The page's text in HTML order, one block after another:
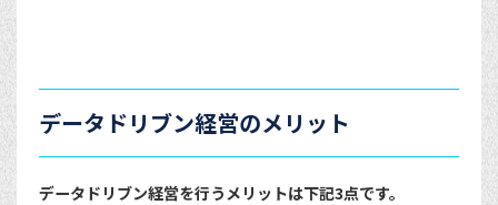
データドリブン経営のメリット
データドリブン経営を行うメリットは下記3点です。